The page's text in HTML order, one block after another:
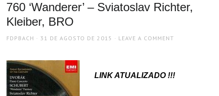
760 ‘Wanderer’ – Sviatoslav Richter,
Kleiber, BRO
AUTHOR
FDPBACH
POSTED
31 DE AGOSTO DE 2015 LEAVE A COMMENT
LINK ATUALIZADO !!!